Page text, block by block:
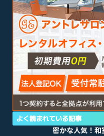
よく読まれている記事
密かな人気！